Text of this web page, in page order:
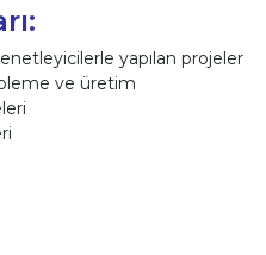
yapılan projeler
ve üretim